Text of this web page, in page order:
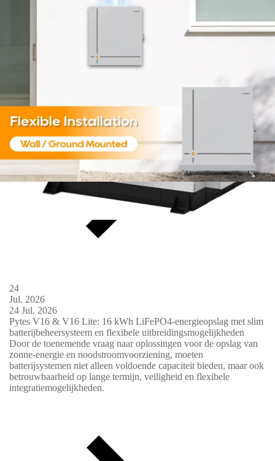
systeemconfiguratie een belangrijke overweging is tijdens het
24
Jul. 2026
24 Jul. 2026
Pytes V16 & V16 Lite: 16 kWh LiFePO4-energieopslag met slim
batterijbeheersysteem en flexibele uitbreidingsmogelijkheden
Door de toenemende vraag naar oplossingen voor de opslag van
zonne-energie en noodstroomvoorziening, moeten
batterijsystemen niet alleen voldoende capaciteit bieden, maar ook
betrouwbaarheid op lange termijn, veiligheid en flexibele
integratiemogelijkheden.